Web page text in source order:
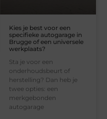
Kies je best voor een
specifieke autogarage in
Brugge of een universele
werkplaats?
Sta je voor een
onderhoudsbeurt of
herstelling? Dan heb je
twee opties: een
merkgebonden
autogarage